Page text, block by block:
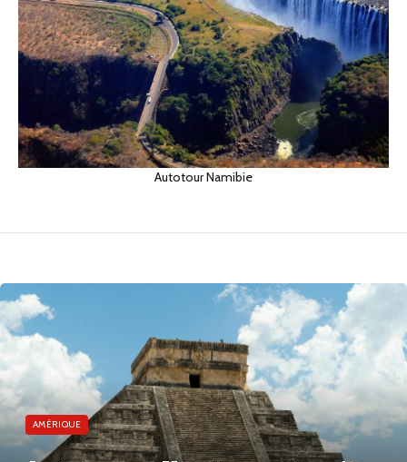
Autotour Namibie
AMÉRIQUE